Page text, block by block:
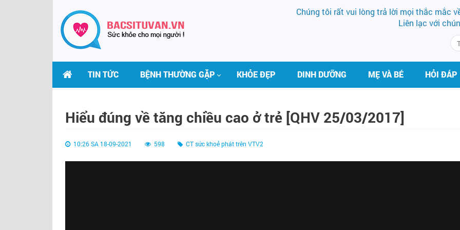
Chúng tôi rất vui lòng trả lời mọi thắc mắc
Liên lạc với
TIN TỨC BỆNH THƯỜNG GẶP KHỎE ĐẸP DINH DƯỠNG MẸ VÀ BÉ HỎI ĐÁP
Hiểu đúng về tăng chiều cao ở trẻ [QHV 25/03/2017]
10:26 SA 18-09-2021 598 CT sức khoẻ phát trên VTV2